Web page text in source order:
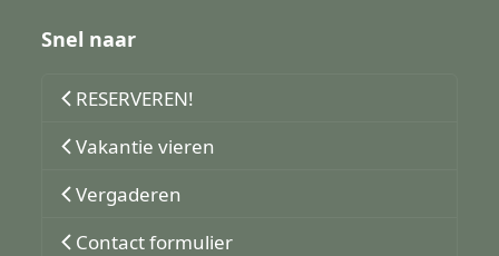
Snel naar
RESERVEREN!
Vakantie vieren
Vergaderen
Contact formulier